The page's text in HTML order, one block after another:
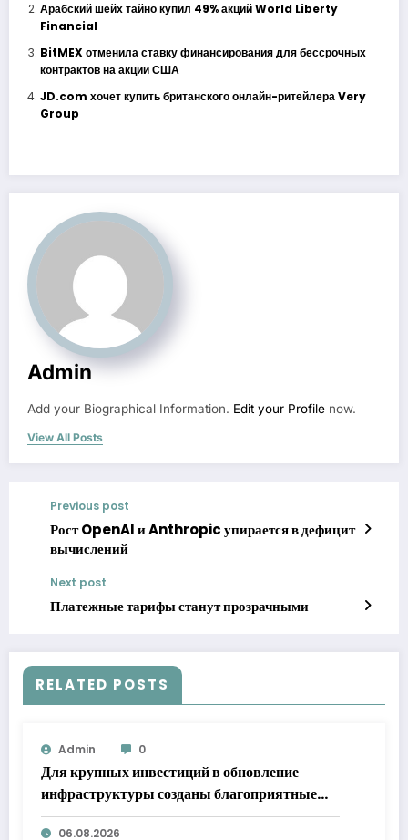
Арабский шейх тайно купил 49% акций World Liberty
Financial
BitMEX отменила ставку финансирования для бессрочных
контрактов на акции США
JD.com хочет купить британского онлайн-ритейлера Very
Group
Admin
Add your Biographical Information. Edit your Profile now.
View All Posts
Previous post
Рост OpenAI и Anthropic упирается в дефицит
вычислений
Next post
Платежные тарифы станут прозрачными
RELATED POSTS
Admin 0
Для крупных инвестиций в обновление
инфраструктуры созданы благоприятные
условия
06.08.2026